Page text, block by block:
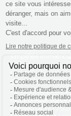
@Qileo 2025
Site web réalisé par
Qileo est le nom
403 et ayant son
Levallois-Perret.
Qileo SAS fournit
services de
électronique agréé
numéro